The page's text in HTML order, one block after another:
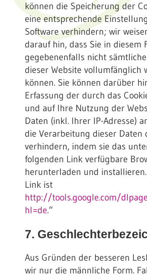
können die Speicherung der
eine entsprechende
Software verhindern; wir
darauf hin, dass Sie in diesem
gegebenenfalls nicht
dieser Website vollumfänglich
können. Sie können darüber
Erfassung der durch das
und auf Ihre Nutzung der
Daten (inkl. Ihrer IP-Adresse)
die Verarbeitung dieser Daten
verhindern, indem sie das
folgenden Link verfügbare
herunterladen und
Link ist
http://tools.google.com/
hl=de.“
7.
Aus Gründen der besseren
wir nur die männliche Form.